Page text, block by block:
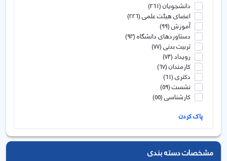
دانشجویان(261)
اعضای هیئت علمی(226)
آموزش(99)
دستاوردهای دانشگاه(93)
تربیت بدنی(77)
رویداد(74)
کارمندان(67)
دکتری(61)
نشست(59)
کارشناسی(55)
پاک کردن
مشخصات دسته بندی